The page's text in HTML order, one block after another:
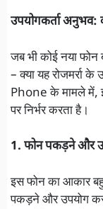
उपयोगकर्ता
जब भी कोई नया फोन
– क्या यह रोजमर्रा
Phone के मामले में,
पर निर्भर करता है।
1. फोन पकड़ने और
इस फोन का आकार
पकड़ने और उपयोग